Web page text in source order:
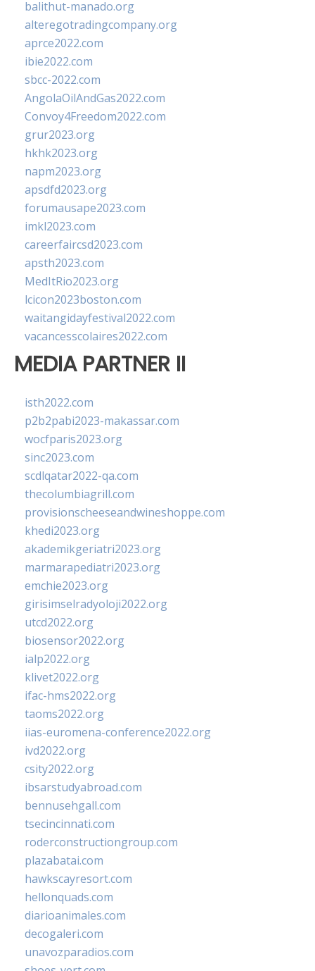
balithut-manado.org
alteregotradingcompany.org
aprce2022.com
ibie2022.com
sbcc-2022.com
AngolaOilAndGas2022.com
Convoy4Freedom2022.com
grur2023.org
hkhk2023.org
napm2023.org
apsdfd2023.org
forumausape2023.com
imkl2023.com
careerfaircsd2023.com
apsth2023.com
MedItRio2023.org
lcicon2023boston.com
waitangidayfestival2022.com
vacancesscolaires2022.com
MEDIA PARTNER II
isth2022.com
p2b2pabi2023-makassar.com
wocfparis2023.org
sinc2023.com
scdlqatar2022-qa.com
thecolumbiagrill.com
provisionscheeseandwineshoppe.com
khedi2023.org
akademikgeriatri2023.org
marmarapediatri2023.org
emchie2023.org
girisimselradyoloji2022.org
utcd2022.org
biosensor2022.org
ialp2022.org
klivet2022.org
ifac-hms2022.org
taoms2022.org
iias-euromena-conference2022.org
ivd2022.org
csity2022.org
ibsarstudyabroad.com
bennusehgall.com
tsecincinnati.com
roderconstructiongroup.com
plazabatai.com
hawkscayresort.com
hellonquads.com
diarioanimales.com
decogaleri.com
unavozparadios.com